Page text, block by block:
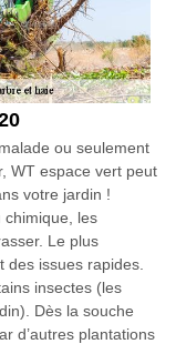
ou seulement
WT espace vert peut
votre jardin !
chimique, les
Le plus
des issues rapides.
insectes (les
Dès la souche
d’autres plantations